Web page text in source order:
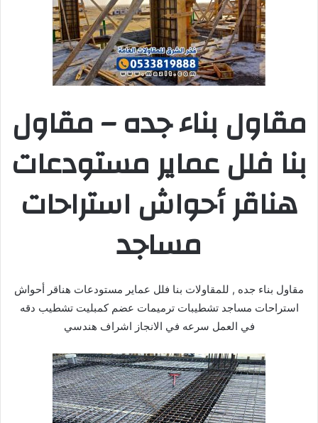
مقاول بناء جده – مقاول
بنا فلل عماير مستودعات
هناقر أحواش استراحات
مساجد
مقاول بناء جده , للمقاولات بنا فلل عماير مستودعات هناقر أحواش
استراحات مساجد تشطيبات ترميمات عضم كمبليت تشطيب دقه
في العمل سرعه في الانجاز اشراف هندسي